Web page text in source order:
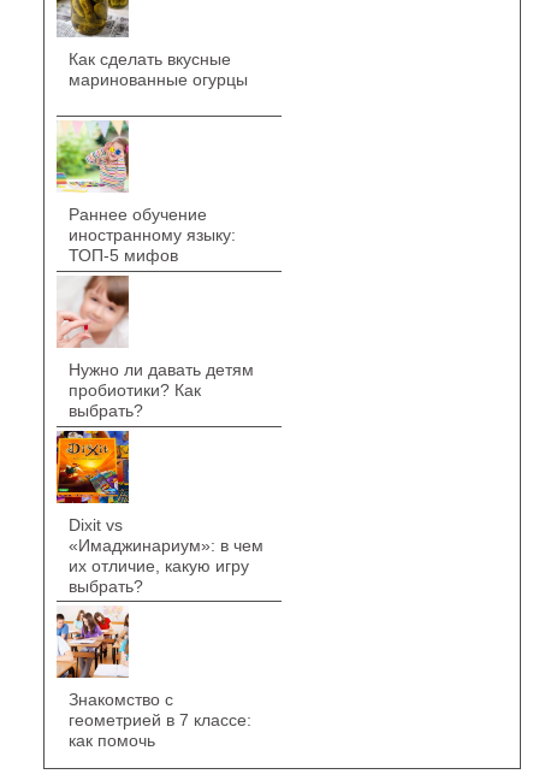
Как сделать вкусные
маринованные огурцы
Раннее обучение
иностранному языку:
ТОП-5 мифов
Нужно ли давать детям
пробиотики? Как
выбрать?
Dixit vs
«Имаджинариум»: в чем
их отличие, какую игру
выбрать?
Знакомство с
геометрией в 7 классе:
как помочь